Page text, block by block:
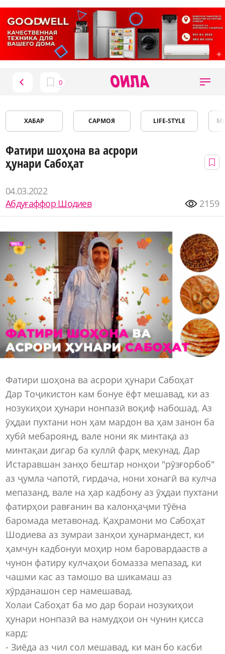
ХАБАР САРМОЯ LIFE-STYLE
Фатири шоҳона ва асрори
ҳунари Сабоҳат
04.03.2022
Абдуғаффор Шодиев
2159
Фатири шоҳона ва асрори ҳунари Сабоҳат
Дар Тоҷикистон кам бонуе ёфт мешавад, ки аз
нозукиҳои ҳунари нонпазӣ воқиф набошад. Аз
ӯҳдаи пухтани нон ҳам мардон ва ҳам занон ба
хубӣ мебароянд, вале нони як минтақа аз
минтақаи дигар ба куллӣ фарқ мекунад. Дар
Истаравшан занҳо бештар нонҳои "рӯзғорбоб"
аз ҷумла чапотӣ, гирдача, нони хонагӣ ва кулча
мепазанд, вале на ҳар кадбону аз ӯҳдаи пухтани
фатирҳои равғанин ва калонҳаҷми тӯёна
баромада метавонад. Қаҳрамони мо Сабоҳат
Шодиева аз зумраи занҳои ҳунармандест, ки
ҳамчун кадбонуи моҳир ном баровардааств а
чунон фатиру кулчаҳои бомазза мепазад, ки
чашми кас аз тамошо ва шикамаш аз
хӯрданашон сер намешавад.
Холаи Сабоҳат ба мо дар бораи нозукиҳои
ҳунари нонпазӣ ва намудҳои он чунин қисса
кард:
- Зиёда аз чил сол мешавад, ки ман бо касби